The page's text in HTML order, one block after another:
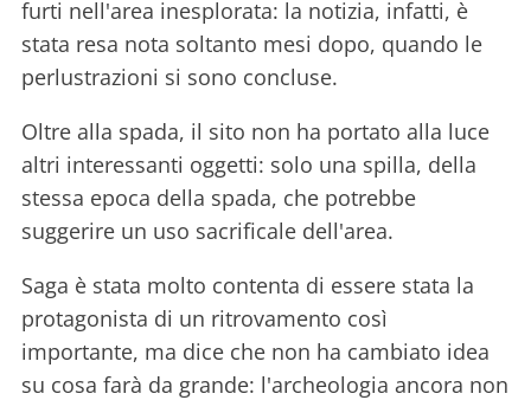
furti nell'area inesplorata: la notizia, infatti, è
stata resa nota soltanto mesi dopo, quando le
perlustrazioni si sono concluse.
Oltre alla spada, il sito non ha portato alla luce
altri interessanti oggetti: solo una spilla, della
stessa epoca della spada, che potrebbe
suggerire un uso sacrificale dell'area.
Saga è stata molto contenta di essere stata la
protagonista di un ritrovamento così
importante, ma dice che non ha cambiato idea
su cosa farà da grande: l'archeologia ancora non